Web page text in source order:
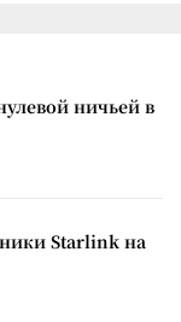
ничьей в
Starlink на